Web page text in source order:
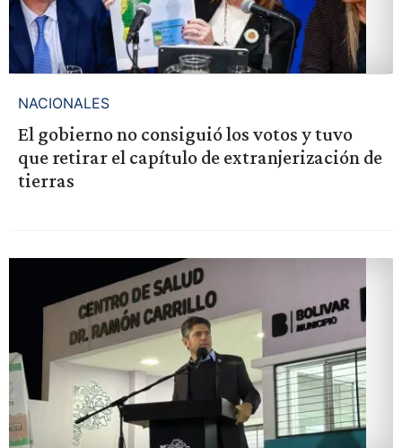
NACIONALES
El gobierno no consiguió los votos y tuvo
que retirar el capítulo de extranjerización de
tierras